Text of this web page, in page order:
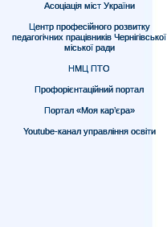
Асоціація міст України
Центр професійного розвитку
педагогічних працівників Чернігівської
міської ради
НМЦ ПТО
Профорієнтаційний портал
Портал «Моя кар’єра»
Youtube-канал управління освіти